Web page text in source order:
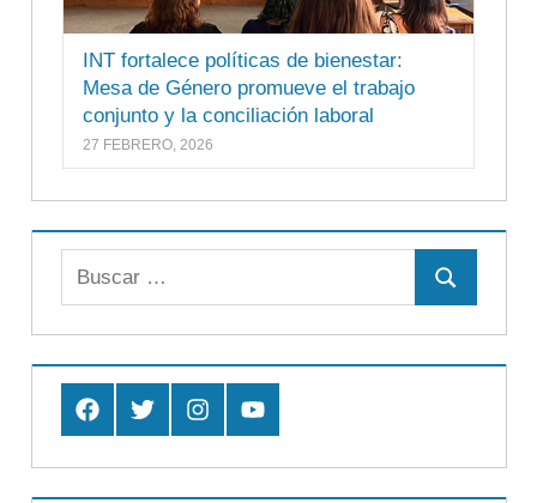
INT fortalece políticas de bienestar:
Mesa de Género promueve el trabajo
conjunto y la conciliación laboral
27 FEBRERO, 2026
Buscar
FacebookTwitter InstagramYoutube